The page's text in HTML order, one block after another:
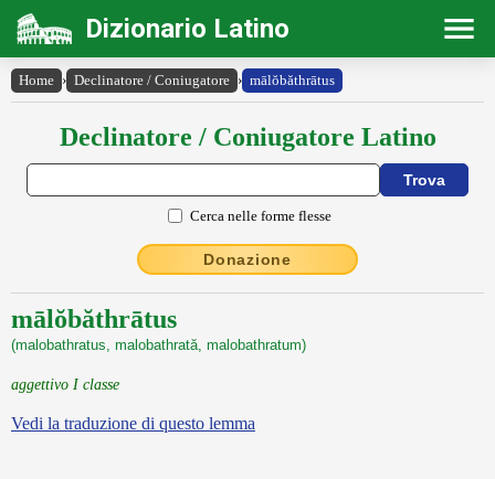
Dizionario Latino
Home › Declinatore / Coniugatore › mālŏbăthrātus
Declinatore / Coniugatore Latino
Cerca nelle forme flesse
Donazione
mālŏbăthrātus
(malobathratus, malobathrată, malobathratum)
aggettivo I classe
Vedi la traduzione di questo lemma